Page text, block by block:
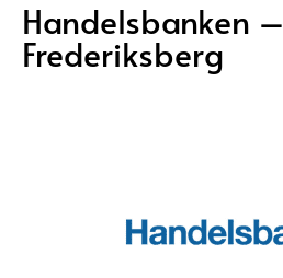
Handelsbanken –
Frederiksberg